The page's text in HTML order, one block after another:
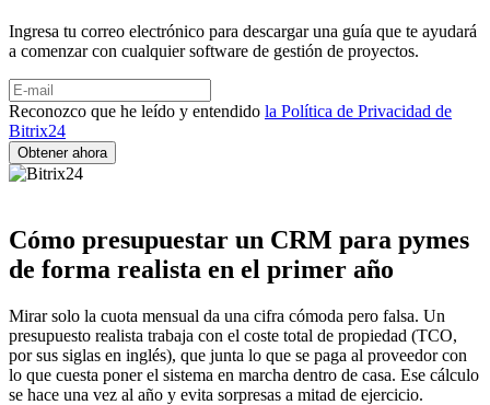
Ingresa tu correo electrónico para descargar una guía que te ayudará
a comenzar con cualquier software de gestión de proyectos.
Reconozco que he leído y entendido la Política de Privacidad de
Bitrix24
Cómo presupuestar un CRM para pymes
de forma realista en el primer año
Mirar solo la cuota mensual da una cifra cómoda pero falsa. Un
presupuesto realista trabaja con el coste total de propiedad (TCO,
por sus siglas en inglés), que junta lo que se paga al proveedor con
lo que cuesta poner el sistema en marcha dentro de casa. Ese cálculo
se hace una vez al año y evita sorpresas a mitad de ejercicio.